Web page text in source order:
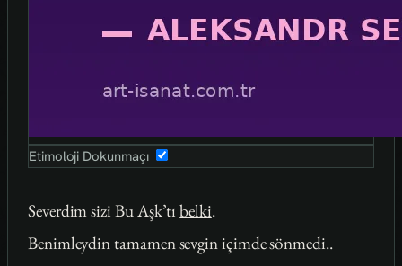
Etimoloji Dokunmaçı
Severdim sizi Bu Aşk’tıbelki.
Benimleydin tamamen sevgin içimde sönmedi..